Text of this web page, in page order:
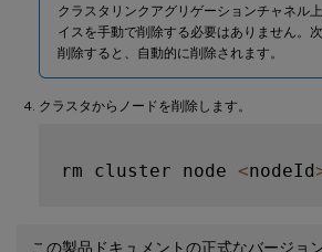
クラスタリンクアグリゲーションチャネル
イスを手動で削除する必要はありません。
削除すると、自動的に削除されます。
クラスタからノードを削除します。
rm cluster node <nodeId
この製品ドキュメントの正式なバージョ